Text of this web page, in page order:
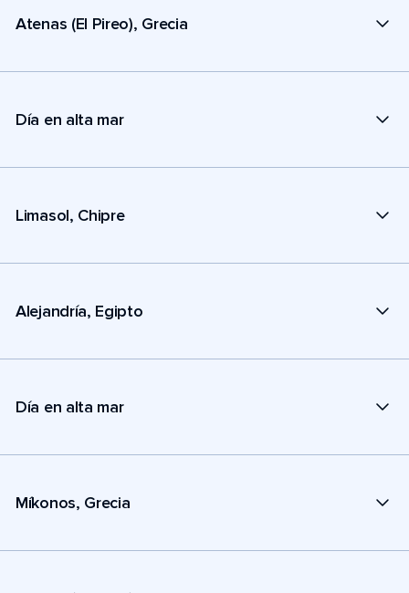
Atenas (El Pireo), Grecia
Día en alta mar
Limasol, Chipre
Alejandría, Egipto
Día en alta mar
Míkonos, Grecia